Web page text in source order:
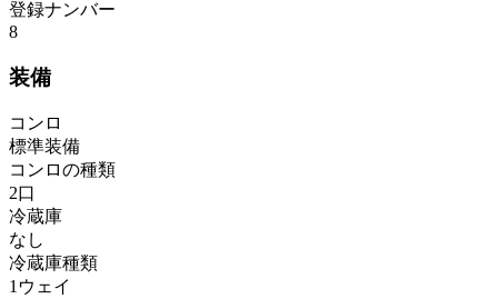
登録ナンバー
8
装備
コンロ
標準装備
コンロの種類
2口
冷蔵庫
なし
冷蔵庫種類
1ウェイ